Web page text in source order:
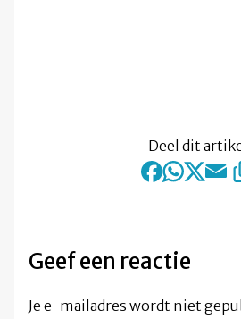
Deel dit
Geef een reactie
Je e-mailadres wordt niet